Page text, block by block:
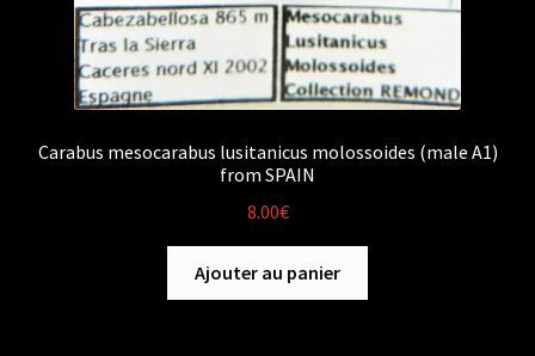
Carabus mesocarabus lusitanicus molossoides (male A1)
from SPAIN
8.00€
Ajouter au panier